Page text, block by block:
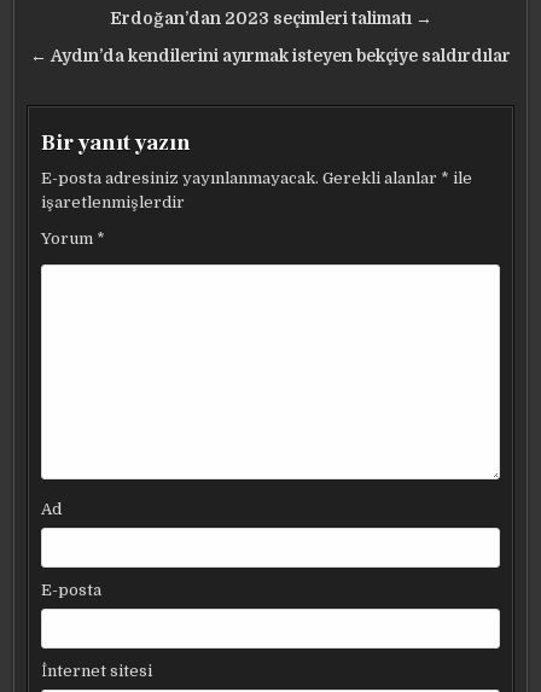
gezinmesi
Erdoğan’dan 2023 seçimleri talimatı →
← Aydın’da kendilerini ayırmak isteyen bekçiye saldırdılar
Bir yanıt yazın
E-posta adresiniz yayınlanmayacak. Gerekli alanlar * ile
işaretlenmişlerdir
Yorum *
Ad
E-posta
İnternet sitesi